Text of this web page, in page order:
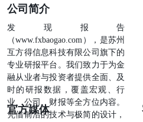
公司简介
发现报告
（www.fxbaogao.com），是苏州
互方得信息科技有限公司旗下的
专业研报平台。我们致力于为金
融从业者与投资者提供全面、及
时的研报数据，覆盖宏观、行
业、公司、财报等全方位内容。
凭借前沿的技术与极简的设计，
官方媒体